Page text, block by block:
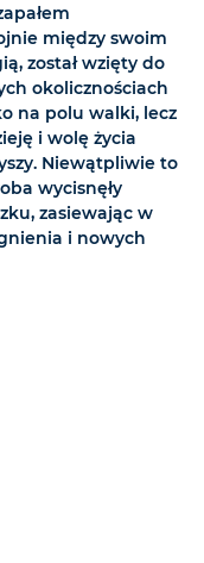
między swoim
został wzięty do
okolicznościach
na polu walki, lecz
i wolę życia
Niewątpliwie to
wycisnęły
zasiewając w
i nowych